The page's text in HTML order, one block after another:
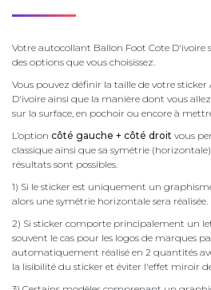
Votre autocollant Ballon Foot Cote D'ivoire
des options que vous choisissez.
Vous pouvez définir la taille de votre
D'ivoire ainsi que la manière dont vous
sur la surface, en pochoir ou encore à
L’option côté gauche + côté droit vous
classique ainsi que sa symétrie
résultats sont possibles.
1) Si le sticker est uniquement un
alors une symétrie horizontale sera réalisée.
2) Si sticker comporte principalement un
souvent le cas pour les logos de marques
automatiquement réalisé en 2 quantités
la lisibilité du sticker et éviter l'effet miroir